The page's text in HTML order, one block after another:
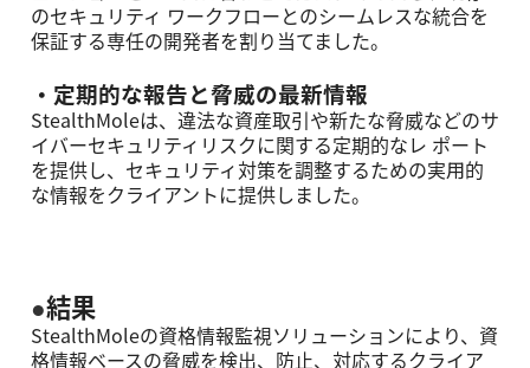
のセキュリティ ワークフローとのシームレスな統合を
保証する専任の開発者を割り当てました。
・定期的な報告と脅威の最新情報
StealthMoleは、違法な資産取引や新たな脅威などのサ
イバーセキュリティリスクに関する定期的なレ ポート
を提供し、セキュリティ対策を調整するための実⽤的
な情報をクライアントに提供しました。
●結果
StealthMoleの資格情報監視ソリューションにより、資
格情報ベースの脅威を検出、防止、対応するクライア